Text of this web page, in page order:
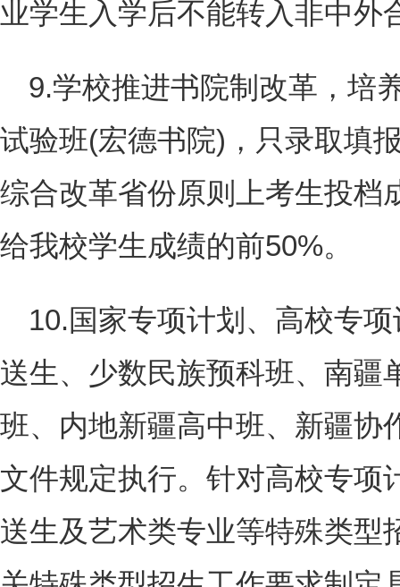
业学生入学后不能转入非中外
9.学校推进书院制改革，培
试验班(宏德书院)，只录取填
综合改革省份原则上考生投档
给我校学生成绩的前50%。
10.国家专项计划、高校专
送生、少数民族预科班、南疆
班、内地新疆高中班、新疆协
文件规定执行。针对高校专项
送生及艺术类专业等特殊类型